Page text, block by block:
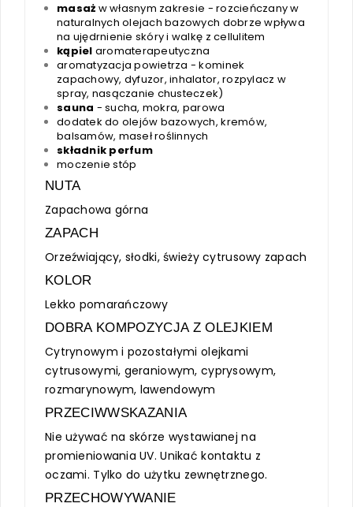
masaż w własnym zakresie - rozcieńczany w
naturalnych olejach bazowych dobrze wpływa
na ujędrnienie skóry i walkę z cellulitem
kąpiel aromaterapeutyczna
aromatyzacja powietrza - kominek
zapachowy, dyfuzor, inhalator, rozpylacz w
spray, nasączanie chusteczek)
sauna - sucha, mokra, parowa
dodatek do olejów bazowych, kremów,
balsamów, maseł roślinnych
składnik perfum
moczenie stóp
NUTA
Zapachowa górna
ZAPACH
Orzeźwiający, słodki, świeży cytrusowy zapach
KOLOR
Lekko pomarańczowy
DOBRA KOMPOZYCJA Z OLEJKIEM
Cytrynowym i pozostałymi olejkami
cytrusowymi, geraniowym, cyprysowym,
rozmarynowym, lawendowym
PRZECIWWSKAZANIA
Nie używać na skórze wystawianej na
promieniowania UV. Unikać kontaktu z
oczami. Tylko do użytku zewnętrznego.
PRZECHOWYWANIE